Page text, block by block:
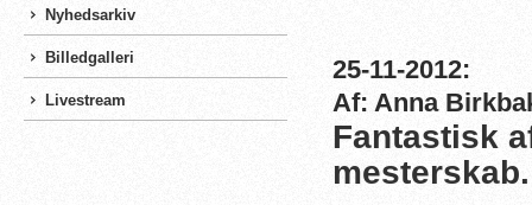
Nyhedsarkiv
Billedgalleri
Livestream
25-11-2012:
Af: Anna
Fantastisk
mesterskab.